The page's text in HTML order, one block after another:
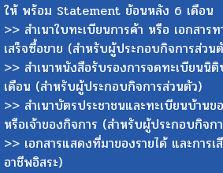
ให้ พร้อม Statement ย้อนหลัง 6 เดือน
>> สำเนาใบทะเบียนการค้า หรือ เอกสาร
เสร็จซื้อขาย (สำหรับผู้ประกอบกิจการส่วน
>> สำเนาหนังสือรับรองการจดทะเบียนนิ
เดือน (สำหรับผู้ประกอบกิจการส่วนตัว)
>> สำเนาบัตรประชาชนและทะเบียนบ้านข
หรือเจ้าของกิจการ (สำหรับผู้ประกอบกิจก
>> เอกสารแสดงที่มาของรายได้ และการ
อาชีพอิสระ)